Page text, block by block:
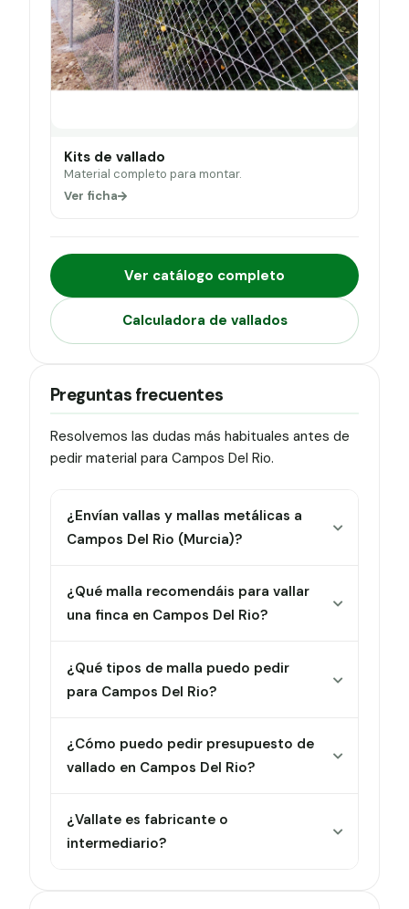
Kits de vallado
Material completo para montar.
Ver ficha
Ver catálogo completo
Calculadora de vallados
Preguntas frecuentes
Resolvemos las dudas más habituales antes de
pedir material para Campos Del Rio.
¿Envían vallas y mallas metálicas a
Campos Del Rio (Murcia)?
¿Qué malla recomendáis para vallar
una finca en Campos Del Rio?
¿Qué tipos de malla puedo pedir
para Campos Del Rio?
¿Cómo puedo pedir presupuesto de
vallado en Campos Del Rio?
¿Vallate es fabricante o
intermediario?